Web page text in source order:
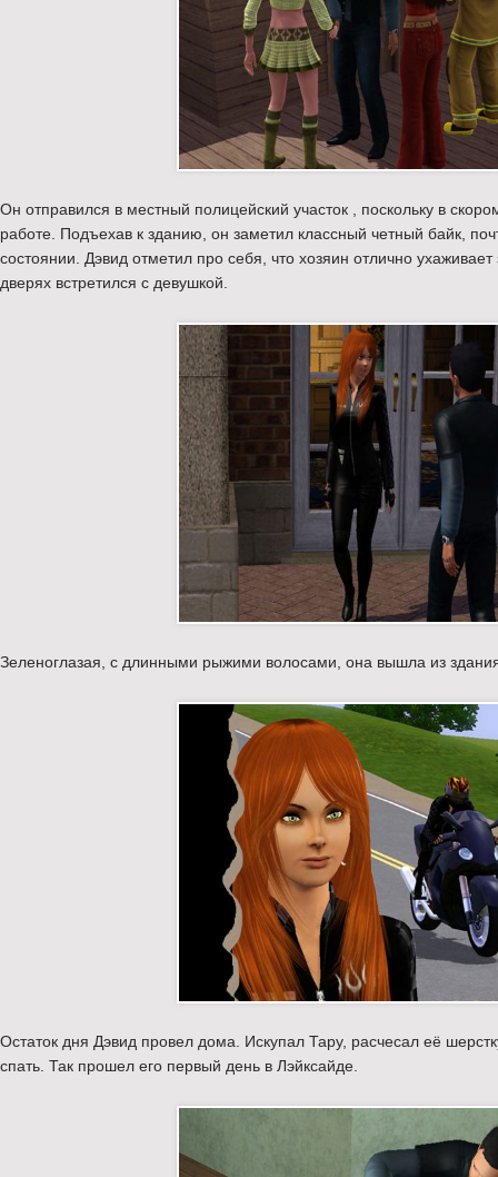
Он отправился в местный полицейский участок , поскольку в
работе. Подъехав к зданию, он заметил классный четный байк,
состоянии. Дэвид отметил про себя, что хозяин отлично
дверях встретился с девушкой.
Зеленоглазая, с длинными рыжими волосами, она вышла из
Остаток дня Дэвид провел дома. Искупал Тару, расчесал её
спать. Так прошел его первый день в Лэйксайде.